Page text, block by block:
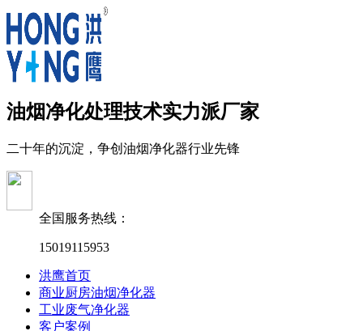
油烟净化处理技术实力派厂家
二十年的沉淀，争创油烟净化器行业先锋
全国服务热线：
15019115953
洪鹰首页
商业厨房油烟净化器
工业废气净化器
客户案例